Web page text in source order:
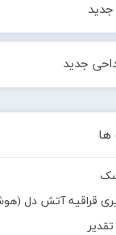
جدید
ها
قراقیه آتش دل